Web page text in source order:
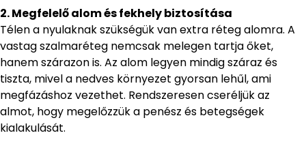
2. Megfelelő alom és fekhely biztosítása
Télen a nyulaknak szükségük van extra réteg alomra. A
vastag szalmaréteg nemcsak melegen tartja őket,
hanem szárazon is. Az alom legyen mindig száraz és
tiszta, mivel a nedves környezet gyorsan lehűl, ami
megfázáshoz vezethet. Rendszeresen cseréljük az
almot, hogy megelőzzük a penész és betegségek
kialakulását.